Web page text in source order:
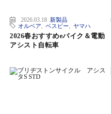
2026.03.18 新製品
オルベア
ベスビー ヤマハ
2026春おすすめeバイク＆電動
アシスト自転車